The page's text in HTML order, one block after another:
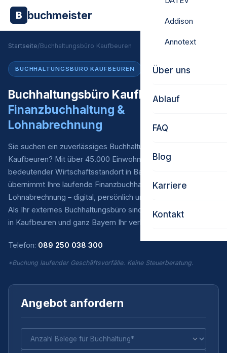
B buchmeister Addison
Annotext
Über uns
Ablauf
FAQ
Blog
Karriere
Kontakt
Startseite/Buchhaltungsbüro Kaufbeuren
BUCHHALTUNGSBÜRO KAUFBEUREN
Buchhaltungsbüro Kaufbeuren –
Finanzbuchhaltung &
Lohnabrechnung
Sie suchen ein zuverlässiges Buchhaltungsbüro in
Kaufbeuren? Mit über 45.000 Einwohnern ist Kaufbeuren ein
bedeutender Wirtschaftsstandort in Bayern. Buchmeister
übernimmt Ihre laufende Finanzbuchhaltung* und
Lohnabrechnung – digital, persönlich und zu fairen Preisen.
Als Ihr externes Buchhaltungsbüro sind wir für Unternehmen
in Kaufbeuren und ganz Bayern Ihr verlässlicher Partner.
Telefon: 089 250 038 300
*Buchung laufender Geschäftsvorfälle. Keine Steuerberatung.
Angebot anfordern